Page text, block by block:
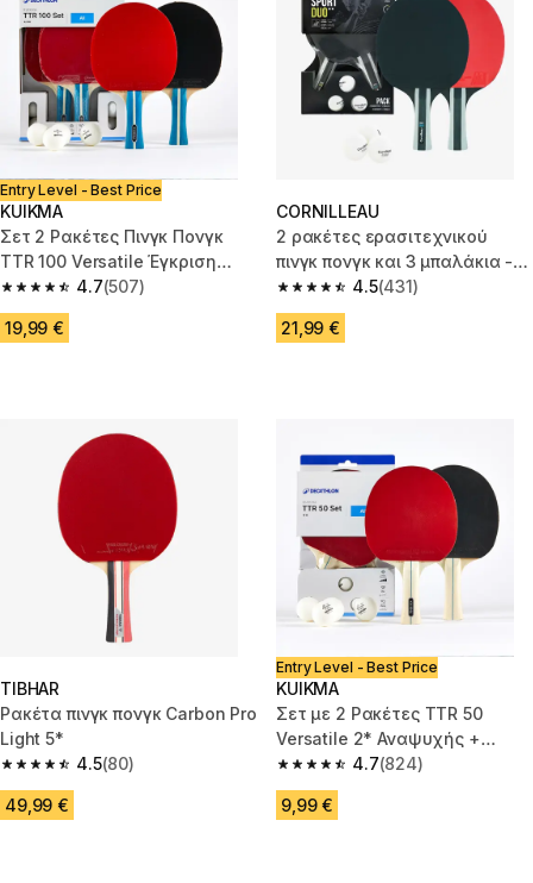
Entry Level - Best Price
KUIKMA
Σετ 2 Ρακέτες Πινγκ Πονγκ
TTR 100 Versatile Έγκριση
ITTF για το Σχολείο + μπάλες
4.7
4.7 out of 5 stars from 507 reviews
(507)
19,99 €
CORNILLEAU
2 ρακέτες ερασιτεχνικού
πινγκ πονγκ και 3 μπαλάκια -
Σετ για 2 παίκτες
4.5
4.5 out of 5 stars from 431
(431)
21,99 €
TIBHAR
Ρακέτα πινγκ πονγκ Carbon Pro
Light 5*
4.5
4.5 out of 5 stars from 80 reviews
(80)
49,99 €
Entry Level - Best Price
KUIKMA
Σετ με 2 Ρακέτες TTR 50
Versatile 2* Αναψυχής +
Μπαλάκια4.7
4.7 out of 5 stars from 824
(824)
9,99 €